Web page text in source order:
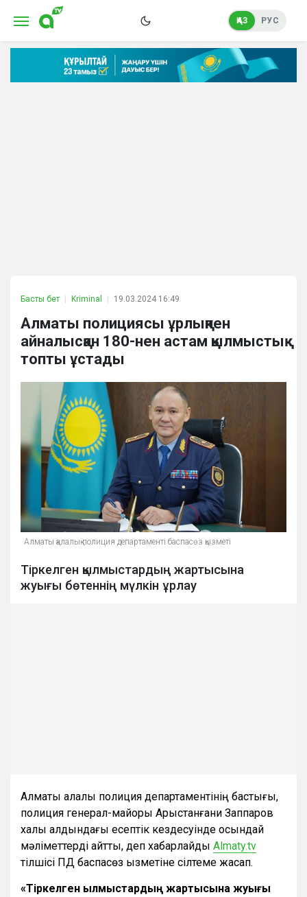
ҚАЗ РУС
Басты бет Kriminal 19.03.2024 16:49
Алматы полициясы ұрлықпен
айналысқан 180-нен астам қылмыстық
топты ұстады
Алматы қалалық полиция департаменті баспасөз қызметі
Тіркелген қылмыстардың жартысына
жуығы бөтеннің мүлкін ұрлау
Алматы қалалық полиция департаментінің бастығы,
полиция генерал-майоры Арыстанғани Заппаров
халық алдындағы есептік кездесуінде осындай
мәліметтерді айтты, деп хабарлайды Almaty.tv
тілшісі ПД баспасөз қызметіне сілтеме жасап.
«Тіркелген қылмыстардың жартысына жуығы